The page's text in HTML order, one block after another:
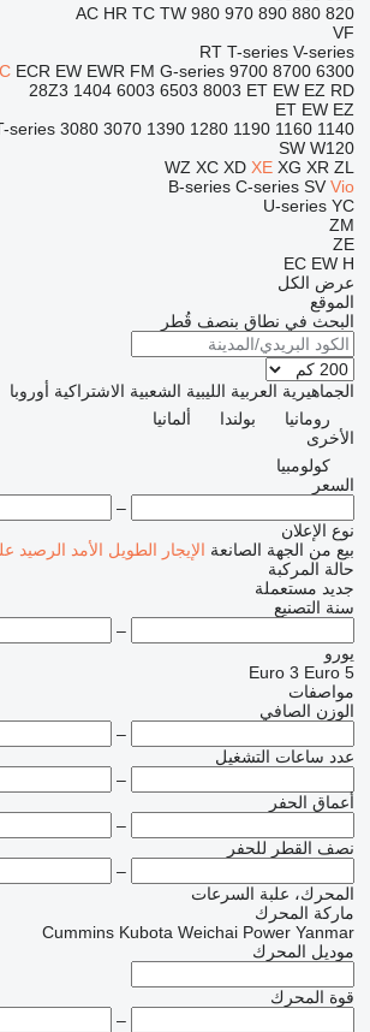
820
880
890
970
980
AC HR TC TW
VF
RT T-series V-series
6300
8700
9700
ECR EW EWR FM G-series
28Z3 1404 6003 6503 8003 ET EW EZ RD
ET EW EZ
1140
1160
1190
1280
1390
3070
3080
series
SW W120
WZ XC XD XE XG XR ZL
B-series C-series SV Vio
U-series YC
ZM
ZE
EC EW H
عرض الكل
الموقع
البحث في نطاق بنصف قُطر
الجماهيرية العربية الليبية الشعبية الاشتراكية أوروبا
رومانيا
بولندا
ألمانيا
الأخرى
كولومبيا
السعر
–
نوع الإعلان
بيع من الجهة الصانعة الإيجار الطويل الأمد الرصيد
حالة المركبة
جديد مستعملة
سنة التصنيع
–
يورو
Euro 3 Euro 5
مواصفات
الوزن الصافي
–
عدد ساعات التشغيل
–
أعماق الحفر
–
نصف القطر للحفر
–
المحرك، علبة السرعات
ماركة المحرك
Cummins Kubota Weichai Power Yanmar
موديل المحرك
قوة المحرك
–